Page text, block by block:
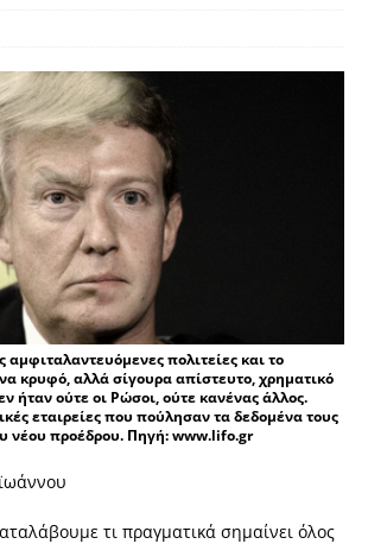
αμφιταλαντευόμενες πολιτείες και το
κρυφό, αλλά σίγουρα απίστευτο, χρηματικό
ήταν ούτε οι Ρώσοι, ούτε κανένας άλλος.
εταιρείες που πούλησαν τα δεδομένα τους
νέου προέδρου. Πηγή: www.lifo.gr
τι πραγματικά σημαίνει όλος